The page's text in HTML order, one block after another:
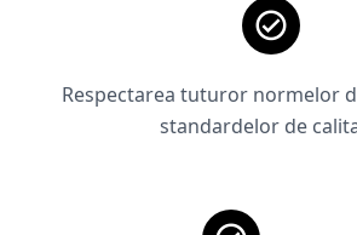
Respectarea tuturor normelor
standardelor de